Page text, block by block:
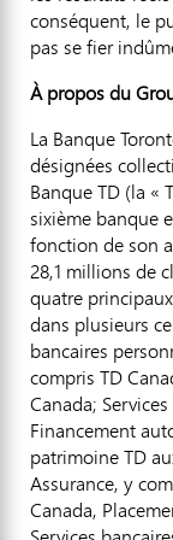
conséquent, le
pas se fier
À propos du
La Banque
désignées
Banque TD (la «
sixième banque
fonction de son
28,1 millions de
quatre
dans plusieurs
bancaires
compris TD
Canada;
Financement
patrimoine TD
Assurance, y
Canada,